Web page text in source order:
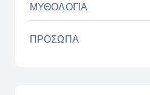
ΜΥΘΟΛΟΓΙΑ
ΠΡΟΣΩΠΑ